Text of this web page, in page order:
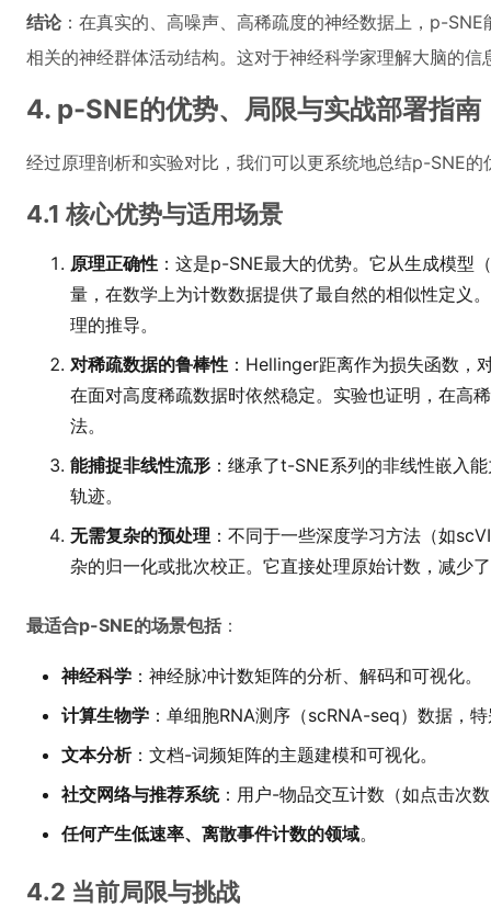
结论：在真实的、高噪声、高稀疏度的神经数据上，p-
相关的神经群体活动结构。这对于神经科学家理解大脑的信
4. p-SNE的优势、局限与实战部署指南
经过原理剖析和实验对比，我们可以更系统地总结p-SNE
4.1 核心优势与适用场景
原理正确性 ：这是p-SNE最大的优势。它从生成模型
量，在数学上为计数数据提供了最自然的相似性定义
理的推导。
对稀疏数据的鲁棒性 ：Hellinger距离作为损失函数，
在面对高度稀疏数据时依然稳定。实验也证明，在高
法。
能捕捉非线性流形 ：继承了t-SNE系列的非线性嵌入
轨迹。
无需复杂的预处理 ：不同于一些深度学习方法（如
杂的归一化或批次校正。它直接处理原始计数，减少
最适合p-SNE的场景包括：
神经科学 ：神经脉冲计数矩阵的分析、解码和可视化。
计算生物学 ：单细胞RNA测序（scRNA-seq）数据，
文本分析：文档-词频矩阵的主题建模和可视化。
社交网络与推荐系统：用户-物品交互计数（如点击次
任何产生低速率、离散事件计数的领域。
4.2 当前局限与挑战